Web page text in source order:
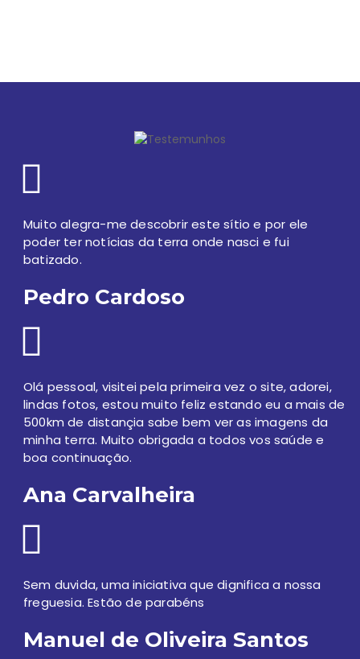
Proteção Civil
Muito alegra-me descobrir este sítio e por ele
poder ter notícias da terra onde nasci e fui
batizado.
Pedro Cardoso
Olá pessoal, visitei pela primeira vez o site, adorei,
lindas fotos, estou muito feliz estando eu a mais de
500km de distançia sabe bem ver as imagens da
minha terra. Muito obrigada a todos vos saúde e
boa continuação.
Ana Carvalheira
Sem duvida, uma iniciativa que dignifica a nossa
freguesia. Estão de parabéns
Manuel de Oliveira Santos